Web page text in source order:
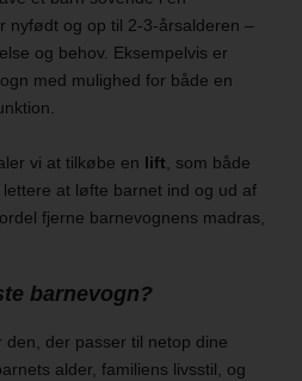
nyfødt og op til 2-3-årsalderen –
og behov. Eksempelvis er
med mulighed for både en
vi at tilkøbe en lift , som både
at løfte barnet ind og ud af
fjerne barnevognens madras,
barnevogn?
den, der passer til netop dine
alder, familiens livsstil, og